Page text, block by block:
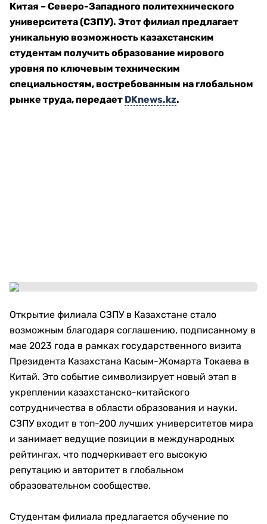
Китая – Северо-Западного политехнического
университета (СЗПУ). Этот филиал предлагает
уникальную возможность казахстанским
студентам получить образование мирового
уровня по ключевым техническим
специальностям, востребованным на глобальном
рынке труда, передает DKnews.kz.
Открытие филиала СЗПУ в Казахстане стало
возможным благодаря соглашению, подписанному в
мае 2023 года в рамках государственного визита
Президента Казахстана Касым-Жомарта Токаева в
Китай. Это событие символизирует новый этап в
укреплении казахстанско-китайского
сотрудничества в области образования и науки.
СЗПУ входит в топ-200 лучших университетов мира
и занимает ведущие позиции в международных
рейтингах, что подчеркивает его высокую
репутацию и авторитет в глобальном
образовательном сообществе.
Студентам филиала предлагается обучение по